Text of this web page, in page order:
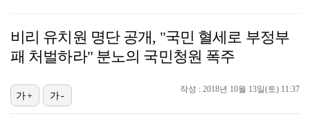
폭발까지 5분…안보현·정은채, 목숨 건 사투 시작(재벌…
대한축구협회의 '심판 성접대'…최악의 경우 런던 올림픽…
비리 유치원 명단 공개, "국민 혈세로 부정부
패 처벌하라" 분노의 국민청원 폭주
작성 : 2018년 10월 13일(토) 11:37
가+ 가-